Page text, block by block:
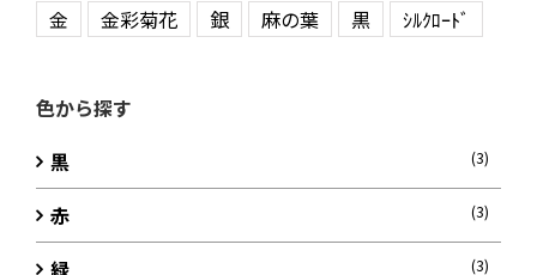
金
金彩菊花 銀 麻の葉 黒 ｼﾙｸﾛｰﾄﾞ
色から探す
黒
(3)
赤 (3)
緑 (3)